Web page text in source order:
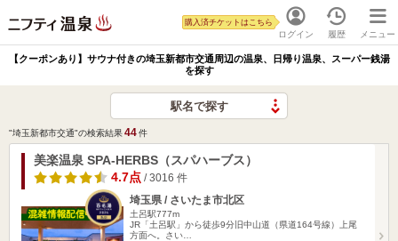
ログイン
購入済チケットはこちら
履歴 メニュー
【クーポンあり】サウナ付きの埼玉新都市交通周辺の温泉、日帰り温泉、スーパー銭湯
を探す
駅名で探す
"埼玉新都市交通"の検索結果44件
美楽温泉 SPA-HERBS（スパハーブス）
4.7点 / 3016 件
埼玉県 / さいたま市北区
土呂駅777m
JR「土呂駅」から徒歩9分旧中山道（県道164号線）上尾
方面へ。さい…